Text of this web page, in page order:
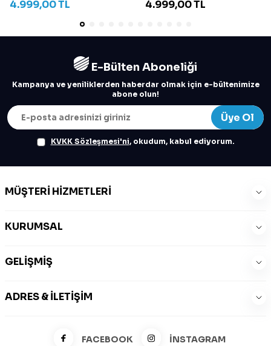
4.999,00TL 4.999,00TL
E-Bülten Aboneliği
Kampanya ve yeniliklerden haberdar olmak için e-bültenimize
abone olun!
Üye Ol
KVKK Sözleşmesi'ni, okudum, kabul ediyorum.
MÜŞTERI HIZMETLERI
KURUMSAL
GELIŞMIŞ
ADRES & İLETIŞIM
FACEBOOK İNSTAGRAM